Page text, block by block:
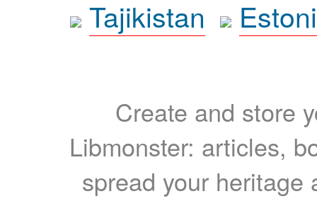
Tajikistan
Create and store
Libmonster: articles,
spread your heritage